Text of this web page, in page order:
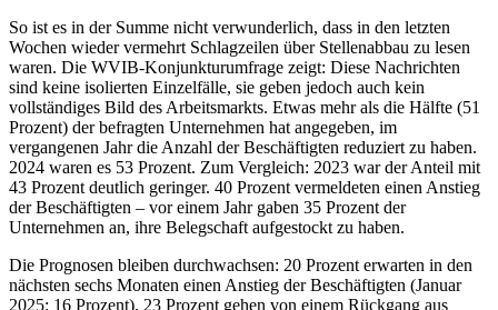
So ist es in der Summe nicht verwunderlich, dass in den letzten
Wochen wieder vermehrt Schlagzeilen über Stellenabbau zu lesen
waren. Die WVIB-Konjunkturumfrage zeigt: Diese Nachrichten
sind keine isolierten Einzelfälle, sie geben jedoch auch kein
vollständiges Bild des Arbeitsmarkts. Etwas mehr als die Hälfte (51
Prozent) der befragten Unternehmen hat angegeben, im
vergangenen Jahr die Anzahl der Beschäftigten reduziert zu haben.
2024 waren es 53 Prozent. Zum Vergleich: 2023 war der Anteil mit
43 Prozent deutlich geringer. 40 Prozent vermeldeten einen Anstieg
der Beschäftigten – vor einem Jahr gaben 35 Prozent der
Unternehmen an, ihre Belegschaft aufgestockt zu haben.
Die Prognosen bleiben durchwachsen: 20 Prozent erwarten in den
nächsten sechs Monaten einen Anstieg der Beschäftigten (Januar
2025: 16 Prozent), 23 Prozent gehen von einem Rückgang aus